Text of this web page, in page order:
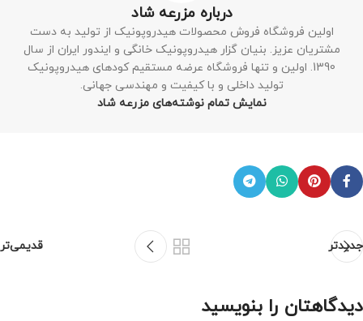
درباره مزرعه شاد
اولین فروشگاه فروش محصولات هیدروپونیک از تولید به دست
مشتریان عزیز. بنیان گزار هیدروپونیک خانگی و ایندور ایران از سال
1390. اولین و تنها فروشگاه عرضه مستقیم کودهای هیدروپونیک
تولید داخلی و با کیفیت و مهندسی جهانی.
نمایش تمام نوشته‌های مزرعه شاد
جدیدتر قدیمی‌تر
دیدگاهتان را بنویسید